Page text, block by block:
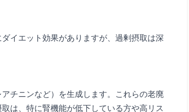
イエット効果がありますが、過剰摂取は深
チニンなど）を生成します。これらの老廃
は、特に腎機能が低下している方や高リス